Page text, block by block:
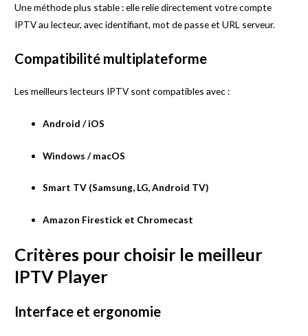
Une méthode plus stable : elle relie directement votre compte
IPTV au lecteur, avec identifiant, mot de passe et URL serveur.
Compatibilité multiplateforme
Les meilleurs lecteurs IPTV sont compatibles avec :
Android / iOS
Windows / macOS
Smart TV (Samsung, LG, Android TV)
Amazon Firestick et Chromecast
Critères pour choisir le meilleur
IPTV Player
Interface et ergonomie